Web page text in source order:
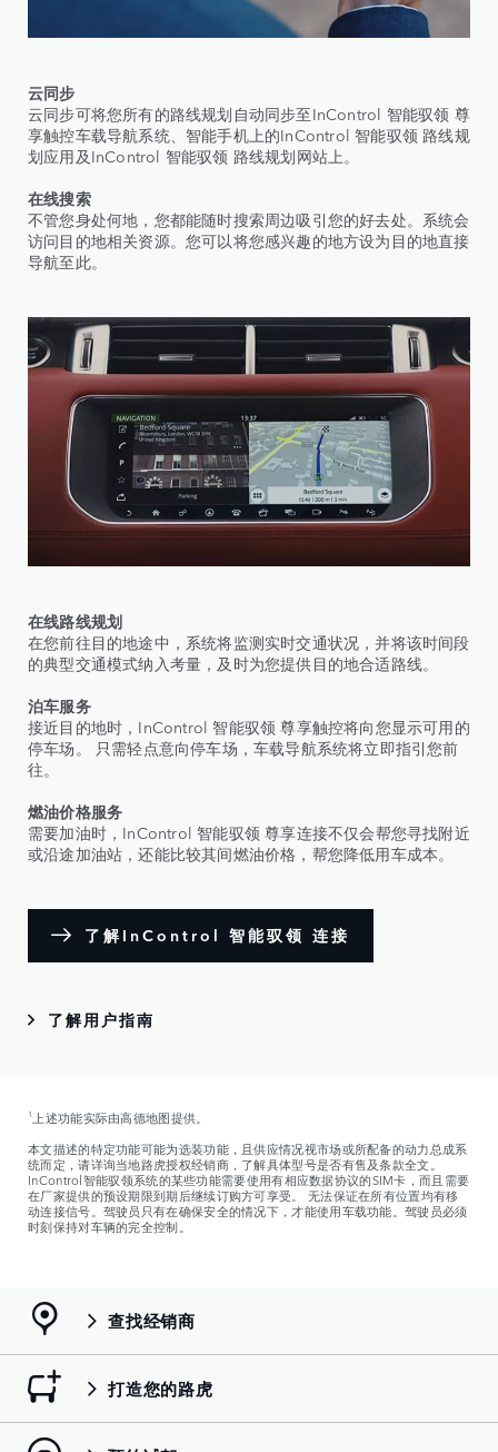
云同步
云同步可将您所有的路线规划自动同步至InControl 智能驭领 尊
享触控车载导航系统、智能手机上的InControl 智能驭领 路线规
划应用及InControl 智能驭领 路线规划网站上。
在线搜索
不管您身处何地，您都能随时搜索周边吸引您的好去处。系统会
访问目的地相关资源。您可以将您感兴趣的地方设为目的地直接
导航至此。
在线路线规划
在您前往目的地途中，系统将监测实时交通状况，并将该时间段
的典型交通模式纳入考量，及时为您提供目的地合适路线。
泊车服务
接近目的地时，InControl 智能驭领 尊享触控将向您显示可用的
停车场。 只需轻点意向停车场，车载导航系统将立即指引您前
往。
燃油价格服务
需要加油时，InControl 智能驭领 尊享连接不仅会帮您寻找附近
或沿途加油站，还能比较其间燃油价格，帮您降低用车成本。
了解InControl 智能驭领 连接
了解用户指南
1上述功能实际由高德地图提供。
本文描述的特定功能可能为选装功能，且供应情况视市场或所配备的动力总成系
统而定，请详询当地路虎授权经销商，了解具体型号是否有售及条款全文。
InControl智能驭领系统的某些功能需要使用有相应数据协议的SIM卡，而且需要
在厂家提供的预设期限到期后继续订购方可享受。 无法保证在所有位置均有移
动连接信号。驾驶员只有在确保安全的情况下，才能使用车载功能。驾驶员必须
时刻保持对车辆的完全控制。
查找经销商
打造您的路虎